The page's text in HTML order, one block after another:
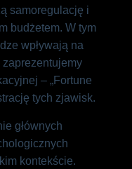
samoregulację i
budżetem. W tym
wpływają na
zaprezentujemy
– „Fortune
tych zjawisk.
głównych
kontekście.